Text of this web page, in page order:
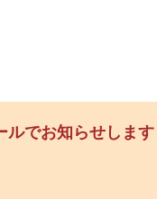
ルでお知らせします